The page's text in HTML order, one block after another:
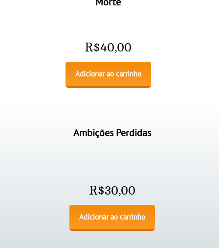
R$40,00
Adicionar ao carrinho
Ambições Perdidas
R$30,00
Adicionar ao carrinho